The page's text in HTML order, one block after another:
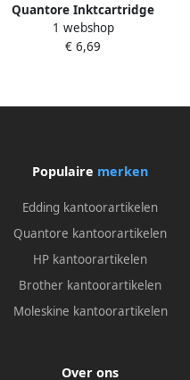
Quantore Inktcartridge
alternatief tbv Epson
T790340 rood
1 webshop
€ 6,69
Populaire merken
Edding kantoorartikelen
Quantore kantoorartikelen
HP kantoorartikelen
Brother kantoorartikelen
Moleskine kantoorartikelen
Over ons